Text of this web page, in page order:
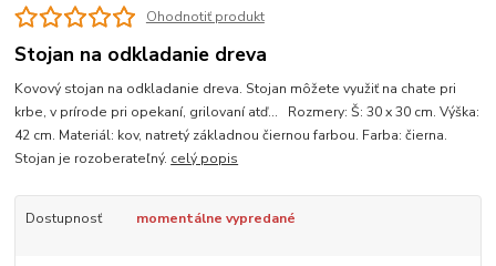
Ohodnotiť produkt
Stojan na odkladanie dreva
Kovový stojan na odkladanie dreva. Stojan môžete využiť na chate pri
krbe, v prírode pri opekaní, grilovaní atď... Rozmery: Š: 30 x 30 cm. Výška:
42 cm. Materiál: kov, natretý základnou čiernou farbou. Farba: čierna.
Stojan je rozoberateľný. celý popis
Dostupnosť momentálne vypredané